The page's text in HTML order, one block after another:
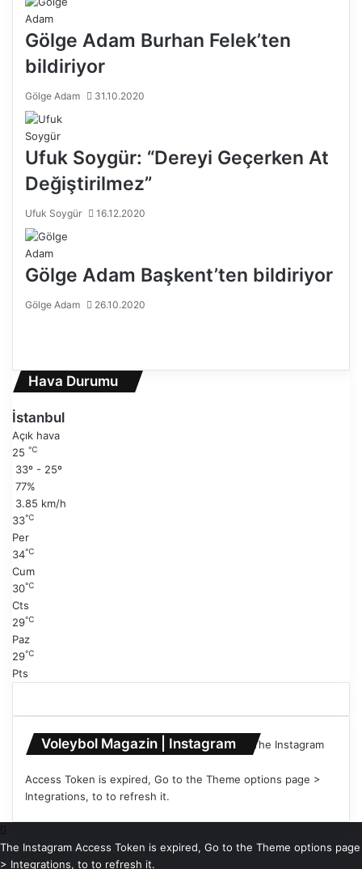
Gölge Adam Burhan Felek’ten
bildiriyor
Gölge Adam 31.10.2020
Ufuk Soygür: “Dereyi Geçerken At
Değiştirilmez”
Ufuk Soygür 16.12.2020
Gölge Adam Başkent’ten bildiriyor
Gölge Adam 26.10.2020
e
k
i
s
a
y
f
a
n
r
a
k
s
a
y
f
Hava Durumu
İstanbul
Açık hava
25 ℃
33º - 25º
77%
3.85 km/h
33℃
Per
34℃
Cum
30℃
Cts
29℃
Paz
29℃
Pts
Voleybol Magazin | Instagram The Instagram
Access Token is expired, Go to the Theme options page >
Integrations, to to refresh it.
The Instagram Access Token is expired, Go to the Theme options page
> Integrations, to to refresh it.